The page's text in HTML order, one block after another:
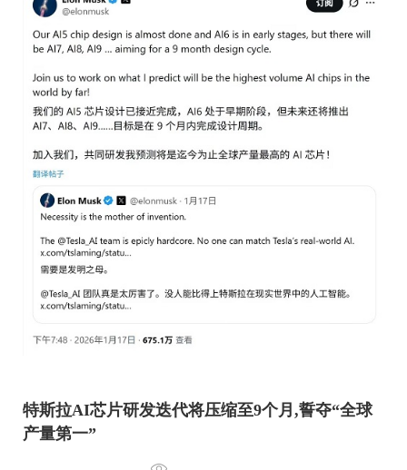
特斯拉AI芯片研发迭代将压缩至9个月,誓夺“全球
产量第一”